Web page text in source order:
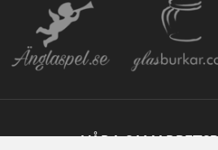
VÅRA